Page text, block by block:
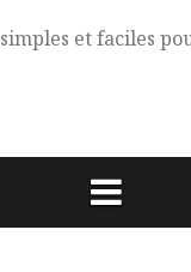
et faciles